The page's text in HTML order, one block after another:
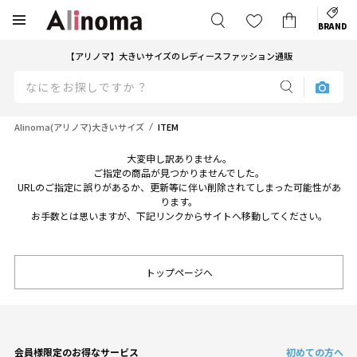
BRAND
【アリノマ】大きいサイズのレディースファッション通販
Alinoma(アリノマ)大きいサイズ ITEM
大変申し訳ありません。
ご指定の商品が見つかりませんでした。
URLのご指定に誤りがあるか、更新等に伴い削除されてしまった可能性があ
ります。
お手数とは思いますが、下記リンクからサイトへ移動してください。
トップページへ
会員様限定のお得なサービス 初めての方へ